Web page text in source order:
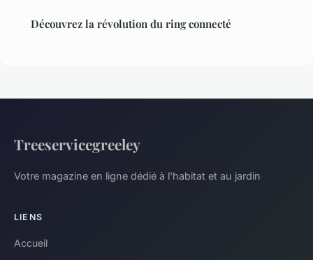
Découvrez la révolution du ring connecté
Treeservicegreeley
Votre magazine en ligne dédié à l'habitat et au jardin
LIENS
Accueil